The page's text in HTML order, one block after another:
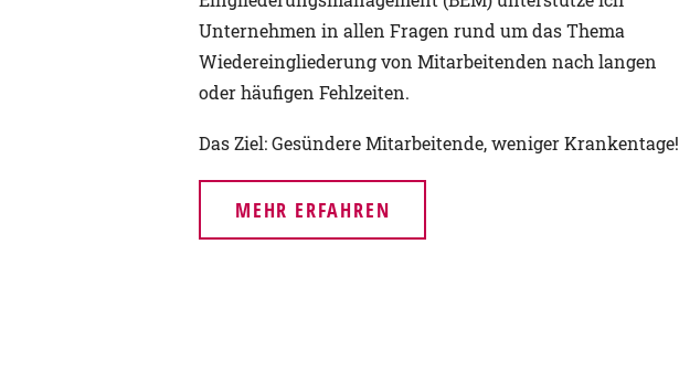
Unternehmen in allen Fragen rund um das Thema
Wiedereingliederung von Mitarbeitenden nach langen
oder häufigen Fehlzeiten.
Das Ziel: Gesündere Mitarbeitende, weniger Krankentage!
MEHR ERFAHREN